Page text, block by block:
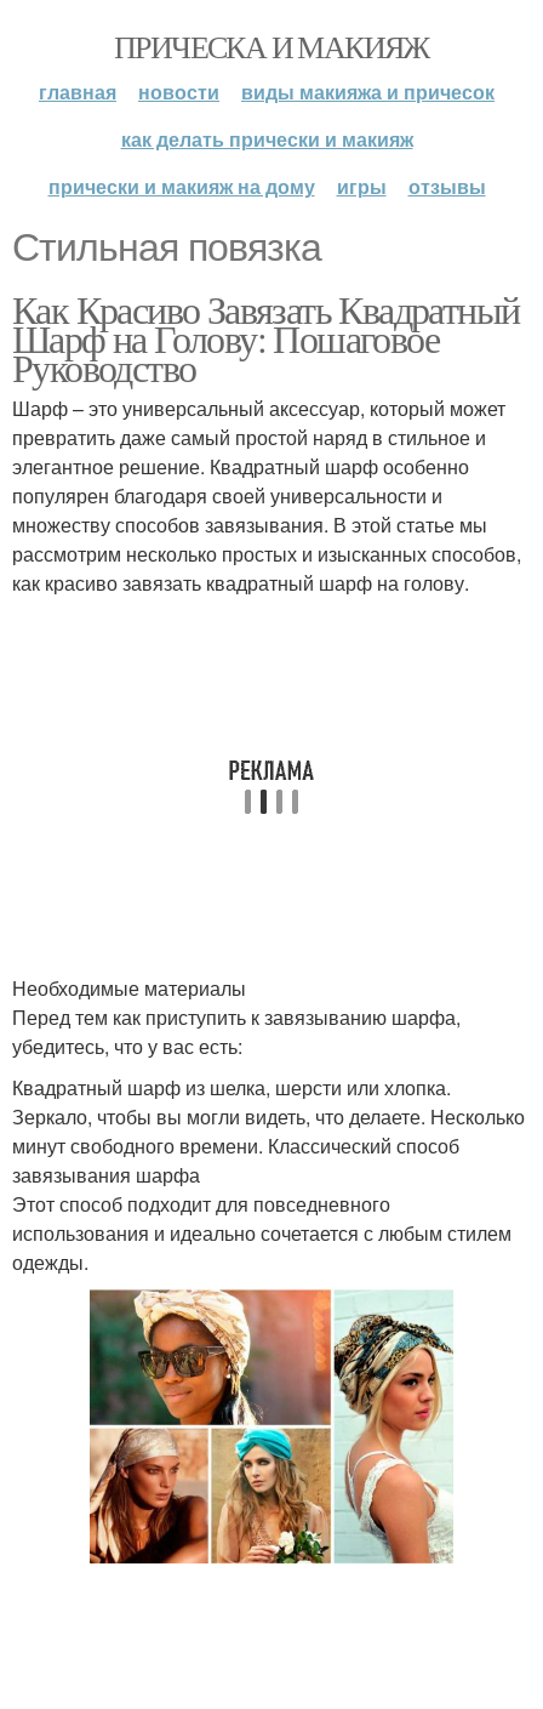
ПРИЧЕСКА И МАКИЯЖ
главная новости
виды макияжа и причесок
как делать прически и макияж
прически и макияж на дому
игры отзывы
Стильная повязка
Как Красиво Завязать Квадратный
Шарф на Голову: Пошаговое
Руководство
Шарф – это универсальный аксессуар, который может
превратить даже самый простой наряд в стильное и
элегантное решение. Квадратный шарф особенно
популярен благодаря своей универсальности и
множеству способов завязывания. В этой статье мы
рассмотрим несколько простых и изысканных способов,
как красиво завязать квадратный шарф на голову.
Необходимые материалы
Перед тем как приступить к завязыванию шарфа,
убедитесь, что у вас есть:
Квадратный шарф из шелка, шерсти или хлопка.
Зеркало, чтобы вы могли видеть, что делаете. Несколько
минут свободного времени. Классический способ
завязывания шарфа
Этот способ подходит для повседневного
использования и идеально сочетается с любым стилем
одежды.